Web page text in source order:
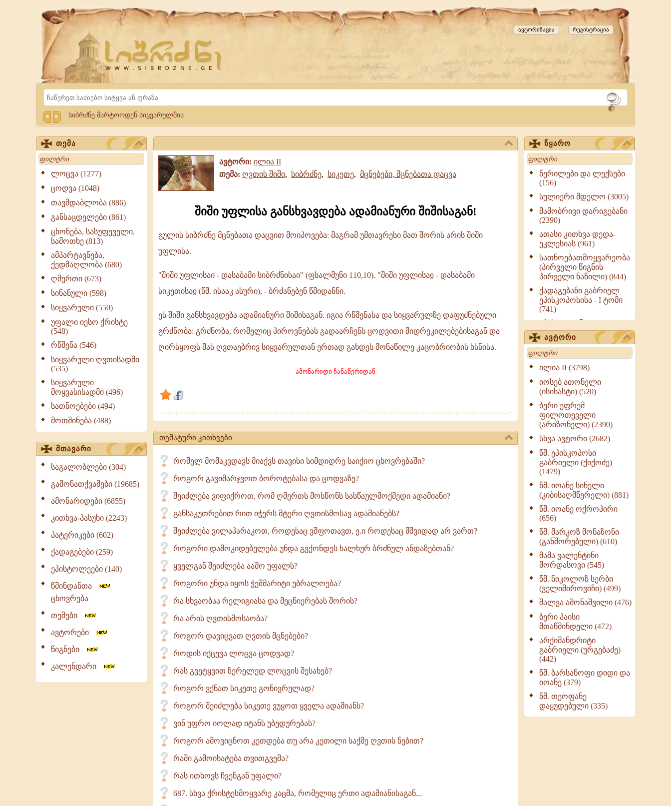
Website
Sibrdzne.ge
რეგისტრაცია
ავტორიზაცია
Search
სიბრძნე მარტოოდენ სიყვარულშია
თემა
Search
ლოცვა (1277)
ცოდვა (1048)
თავმდაბლობა (886)
განსაცდელები (861)
ცხონება, სასუფეველი,
სამოთხე (813)
ამპარტავნება,
ქედმაღლობა (680)
ღმერთი (673)
სინანული (598)
სიყვარული (550)
უფალი იესო ქრისტე
(548)
რწმენა (546)
სიყვარული ღვთისადმი
(535)
სიყვარული
მოყვასისადმი (496)
სათნოებები (494)
მოთმინება (488)
მთავარი
საგალობლები (304)
გამონათქვამები (19685)
ამონარიდები (6855)
კითხვა-პასუხი (2243)
პატერიკები (602)
ქადაგებები (259)
ეპისტოლეები (140)
წმინდანთა
ცხოვრება
თემები
ავტორები
წიგნები
კალენდარი
ავტორი: ილია II
თემა: ღვთის შიში, სიბრძნე, სიკეთე, მცნებები, მცნებათა დაცვა
შიში უფლისა განსხვავდება ადამიანური შიშისაგან!
განსხვავდება
ადამიანური
გულის სიბრძნე მცნებათა დაცვით მოიპოვება: მაგრამ უმთავრესი მათ შორის არის შიში
უფლისა.
"შიში უფლისაი - დასაბამი სიბრძნისაი" (ფსალმუნი 110,10). "შიში უფლისაჲ - დასაბამი
სიკეთისაჲ (წმ. ისააკ ასური), - ბრძანებენ წმიდანნი.
ეს შიში განსხვავდება ადამიანური შიშისაგან. იგია რწმენასა და სიყვარულზე დაფუძნებული
გრძნობა: გრძნობა, რომელიც პიროვნებას გადაარჩენს ცოდვითი მიდრეკილებებისაგან და
ღირსყოფს მას ღვთაებრივ სიყვარულთან ერთად გახდეს მონაწილე კაცობრიობის ხსნისა.
ამონარიდი ჩანაწერიდან
თემატური კითხვები
რომელ მომაკვდავს მიაქვს თავისი სიმდიდრე საიქიო ცხოვრებაში?
როგორ გავიმარჯვოთ ბოროტებასა და ცოდვაზე?
შეიძლება ვიფიქროთ, რომ ღმერთს მოსწონს სასწაულმოქმედი ადამიანი?
განსაკუთრებით რით იჭერს მტერი ღვთისმოსავ ადამიანებს?
შეიძლება ვილაპარაკოთ, როდესაც ვშფოთავთ, ე.ი როდესაც მშვიდად არ ვართ?
როგორი დამოკიდებულება უნდა გვქონდეს ხალხურ ბრძნულ ანდაზებთან?
ყველგან შეიძლება აამო უფალს?
როგორი უნდა იყოს ჭეშმარიტი უბრალოება?
რა სხვაობაა რელიგიასა და მეცნიერებას შორის?
რა არის ღვთისმოსაობა?
როგორ დავიცვათ ღვთის მცნებები?
როდის იქცევა ლოცვა ცოდვად?
რას გვეტყვით ზერელედ ლოცვის შესახებ?
როგორ ვქნათ სიკეთე გონივრულად?
როგორ შეიძლება სიკეთე ვუყოთ ყველა ადამიანს?
ვინ უფრო იოლად იტანს უბედურებას?
როგორ ამოვიცნოთ კეთდება თუ არა კეთილი საქმე ღვთის ნებით?
რაში გამოიხატება თვითგვემა?
რას ითხოვს ჩვენგან უფალი?
687. სხვა ქრისტესმოყვარე კაცმა, რომელიც ერთი ადამიანისაგან...
წყარო
Search
წერილები და ლექსები
(156)
სულიერი მდელო (3005)
მამობრივი დარიგებანი
(2390)
ათასი კითხვა დედა-
ეკლესიას (961)
სათნოებათმოყვარეობა
(პირველი წიგნის
პირველი ნაწილი) (844)
ქადაგებანი გაბრიელ
ეპისკოპოსისა - I ტომი
(741)
ეპისტოლენი,
ქადაგებანი, სიტყვანი
(ნაწილი III) (723)
მოძღვრის ძალზე
სასარგებლო რჩევები
მრევლისათვის (545)
Wisdomge (514)
ქადაგებანი გაბრიელ
ეპისკოპოსისა - II ტომი
(370)
სულიერი ცხოვრების
სახელმძღვანელო -
ნაწილი II (369)
ღმერთი და ადამიანები
(287)
ბერის დიადემა (278)
მონაზვნური
გამოცდილების
ოთხი ასეული თავი
სიყვარულის შესახებ
(259)
ავტორი
Search
ილია II (3798)
იოსებ ათონელი
(ისიხასტი) (520)
ბერი ეფრემ
ფილოთეველი
(არიზონელი) (2390)
სხვა ავტორი (2682)
წმ. ეპისკოპოსი
გაბრიელი (ქიქოძე)
(1479)
წმ. იოანე სინელი
(კიბისაღმწერელი) (881)
წმ. იოანე ოქროპირი
(656)
წმ. მარკოზ მონაზონი
(განშორებული) (610)
მამა ვალენტინი
მორდასოვი (545)
წმ. ნიკოლოზ სერბი
(ველიმიროვიჩი) (499)
შალვა ამონაშვილი (476)
ბერი პაისი
მთაწმინდელი (472)
არქიმანდრიტი
გაბრიელი (ურგებაძე)
(442)
წმ. ბარსანოფი დიდი და
იოანე (379)
წმ. თეოფანე
დაყუდებული (335)